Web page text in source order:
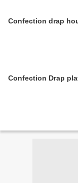
Confection drap
Confection Drap